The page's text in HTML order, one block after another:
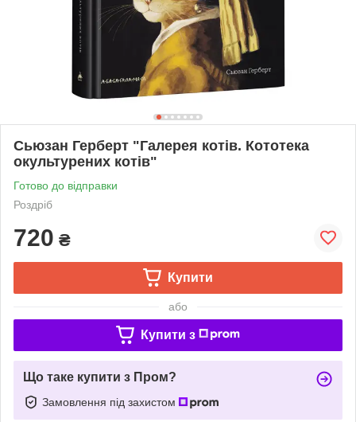
Сьюзан Герберт "Галерея котів. Кототека
окультурених котів"
Готово до відправки
Роздріб
720 ₴
Купити
або
Купити з
Що таке купити з Пром?
Замовлення під захистом